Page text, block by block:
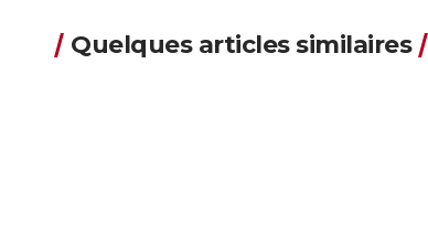
Quelques articles similaires